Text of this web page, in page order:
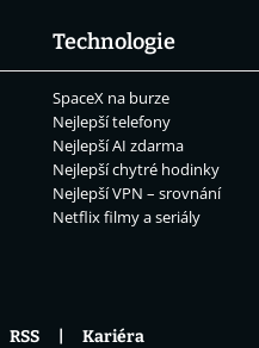
Technologie
SpaceX na burze
Nejlepší telefony
Nejlepší AI zdarma
Nejlepší chytré hodinky
Nejlepší VPN – srovnání
Netflix filmy a seriály
RSS Kariéra